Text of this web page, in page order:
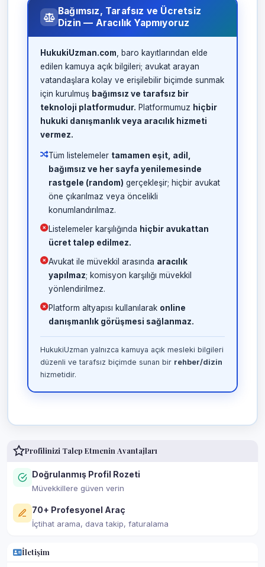
Bağımsız, Tarafsız ve Ücretsiz
Dizin — Aracılık Yapmıyoruz
HukukiUzman.com , baro kayıtlarından elde
edilen kamuya açık bilgileri; avukat arayan
vatandaşlara kolay ve erişilebilir biçimde sunmak
için kurulmuş bağımsız ve tarafsız bir
teknoloji platformudur. Platformumuz hiçbir
hukuki danışmanlık veya aracılık hizmeti
vermez.
Tüm listelemeler tamamen eşit, adil,
bağımsız ve her sayfa yenilemesinde
rastgele (random) gerçekleşir; hiçbir avukat
öne çıkarılmaz veya öncelikli
konumlandırılmaz.
Listelemeler karşılığında hiçbir avukattan
ücret talep edilmez.
Avukat ile müvekkil arasında aracılık
yapılmaz; komisyon karşılığı müvekkil
yönlendirilmez.
Platform altyapısı kullanılarak online
danışmanlık görüşmesi sağlanmaz.
HukukiUzman yalnızca kamuya açık mesleki bilgileri
düzenli ve tarafsız biçimde sunan bir rehber/dizin
hizmetidir.
Profilinizi Talep Etmenin Avantajları
Doğrulanmış Profil Rozeti
Müvekkillere güven verin
70+ Profesyonel Araç
İçtihat arama, dava takip, faturalama
İletişim